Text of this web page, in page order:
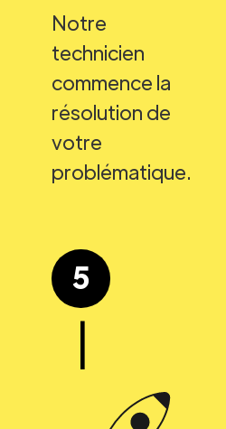
Notre
technicien
commence la
résolution de
votre
problématique.
5
|